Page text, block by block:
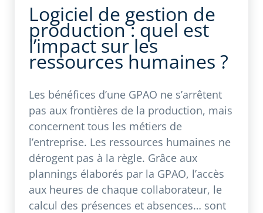
Logiciel de gestion de
production : quel est
l’impact sur les
ressources humaines ?
Les bénéfices d’une GPAO ne s’arrêtent
pas aux frontières de la production, mais
concernent tous les métiers de
l’entreprise. Les ressources humaines ne
dérogent pas à la règle. Grâce aux
plannings élaborés par la GPAO, l’accès
aux heures de chaque collaborateur, le
calcul des présences et absences… sont